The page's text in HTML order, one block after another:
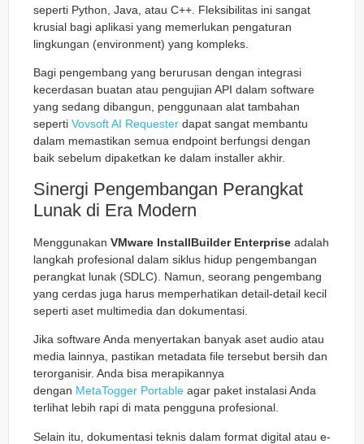
seperti Python, Java, atau C++. Fleksibilitas ini sangat
krusial bagi aplikasi yang memerlukan pengaturan
lingkungan (environment) yang kompleks.
Bagi pengembang yang berurusan dengan integrasi
kecerdasan buatan atau pengujian API dalam software
yang sedang dibangun, penggunaan alat tambahan
seperti Vovsoft AI Requester dapat sangat membantu
dalam memastikan semua endpoint berfungsi dengan
baik sebelum dipaketkan ke dalam installer akhir.
Sinergi Pengembangan Perangkat
Lunak di Era Modern
Menggunakan VMware InstallBuilder Enterprise adalah
langkah profesional dalam siklus hidup pengembangan
perangkat lunak (SDLC). Namun, seorang pengembang
yang cerdas juga harus memperhatikan detail-detail kecil
seperti aset multimedia dan dokumentasi.
Jika software Anda menyertakan banyak aset audio atau
media lainnya, pastikan metadata file tersebut bersih dan
terorganisir. Anda bisa merapikannya
dengan MetaTogger Portable agar paket instalasi Anda
terlihat lebih rapi di mata pengguna profesional.
Selain itu, dokumentasi teknis dalam format digital atau e-